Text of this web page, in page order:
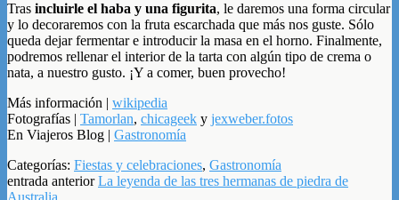
Tras incluirle el haba y una figurita, le daremos una forma circular
y lo decoraremos con la fruta escarchada que más nos guste. Sólo
queda dejar fermentar e introducir la masa en el horno. Finalmente,
podremos rellenar el interior de la tarta con algún tipo de crema o
nata, a nuestro gusto. ¡Y a comer, buen provecho!
Más información | wikipedia
Fotografías | Tamorlan, chicageek y jexweber.fotos
En Viajeros Blog | Gastronomía
Categorías: Fiestas y celebraciones, Gastronomía
entrada anteriorLa leyenda de las tres hermanas de piedra de